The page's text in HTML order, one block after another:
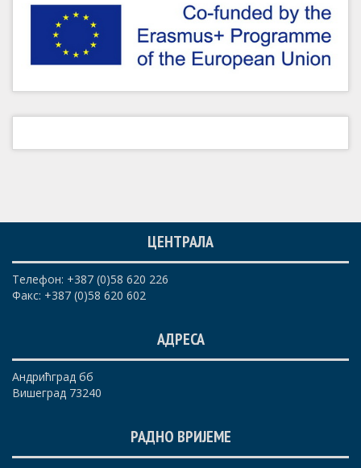
ЦЕНТРАЛА
Телефон: +387 (0)58 620 226
Факс: +387 (0)58 620 602
АДРЕСА
Андрићград бб
Вишеград 73240
РАДНО ВРИЈЕМЕ